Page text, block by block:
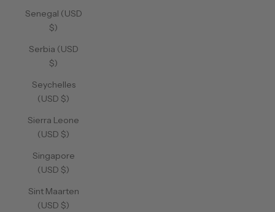
Senegal (USD
$)
Serbia (USD
$)
Seychelles
(USD $)
Sierra Leone
(USD $)
Singapore
(USD $)
Sint Maarten
(USD $)